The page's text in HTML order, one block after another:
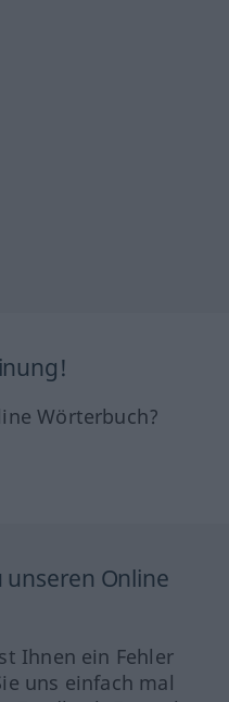
Wörterbuch?
unseren Online
Ihnen ein Fehler
uns einfach mal